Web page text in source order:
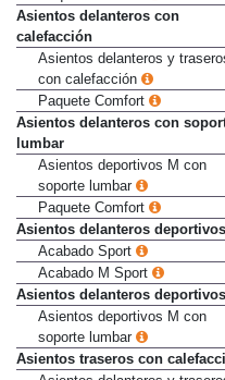
Paquete Comfort
Asientos delanteros con
calefacción
Asientos delanteros y traseros
con calefacción
Paquete Comfort
Asientos delanteros con
lumbar
Asientos deportivos M con
soporte lumbar
Paquete Comfort
Asientos delanteros deportivos
Acabado Sport
Acabado M Sport
Asientos delanteros deportivos
Asientos deportivos M con
soporte lumbar